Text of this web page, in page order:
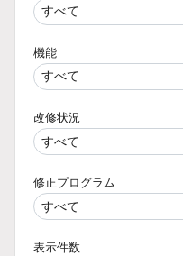
機能
改修状況
修正プログラム
表示件数